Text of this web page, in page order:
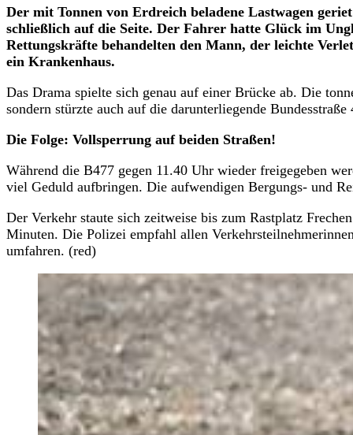
Der mit Tonnen von Erdreich beladene Lastwagen
schließlich auf die Seite. Der Fahrer hatte Glück im
Rettungskräfte behandelten den Mann, der leichte
ein Krankenhaus.
Das Drama spielte sich genau auf einer Brücke ab. Die
sondern stürzte auch auf die darunterliegende Bundesstraße
Die Folge: Vollsperrung auf beiden Straßen!
Während die B477 gegen 11.40 Uhr wieder freigegeben
viel Geduld aufbringen. Die aufwendigen Bergungs- und
Der Verkehr staute sich zeitweise bis zum Rastplatz
Minuten. Die Polizei empfahl allen
umfahren. (red)